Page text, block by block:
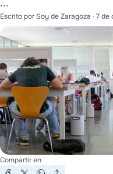
...
Escrito porSoy de Zaragoza · 7 de
Compartir en